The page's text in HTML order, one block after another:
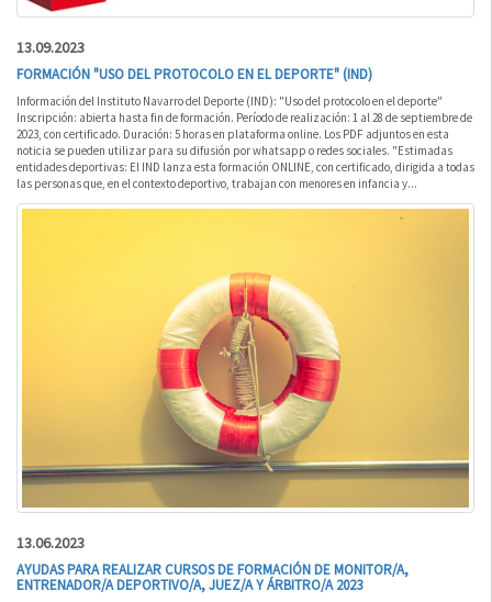
13.09.2023
FORMACIÓN "USO DEL PROTOCOLO EN EL DEPORTE" (IND)
Información del Instituto Navarro del Deporte (IND): "Uso del protocolo en el deporte"
Inscripción: abierta hasta fin de formación. Período de realización: 1 al 28 de septiembre de
2023, con certificado. Duración: 5 horas en plataforma online. Los PDF adjuntos en esta
noticia se pueden utilizar para su difusión por whatsapp o redes sociales. "Estimadas
entidades deportivas: El IND lanza esta formación ONLINE, con certificado, dirigida a todas
las personas que, en el contexto deportivo, trabajan con menores en infancia y...
13.06.2023
AYUDAS PARA REALIZAR CURSOS DE FORMACIÓN DE MONITOR/A,
ENTRENADOR/A DEPORTIVO/A, JUEZ/A Y ÁRBITRO/A 2023